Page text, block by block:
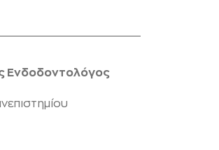
Ενδοδοντολόγος